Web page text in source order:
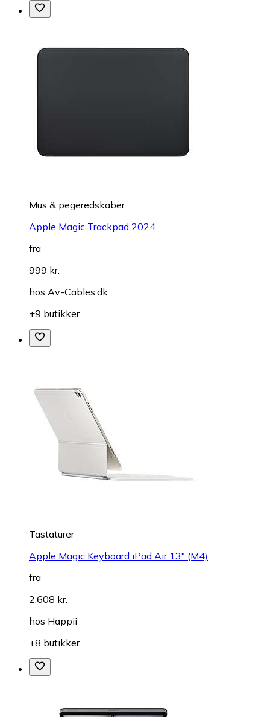
Mus & pegeredskaber
Apple Magic Trackpad 2024
fra
999 kr.
hos Av-Cables.dk
+9 butikker
Tastaturer
Apple Magic Keyboard iPad Air 13" (M4)
fra
2.608 kr.
hos Happii
+8 butikker